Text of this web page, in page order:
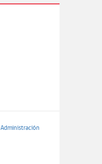
Administración